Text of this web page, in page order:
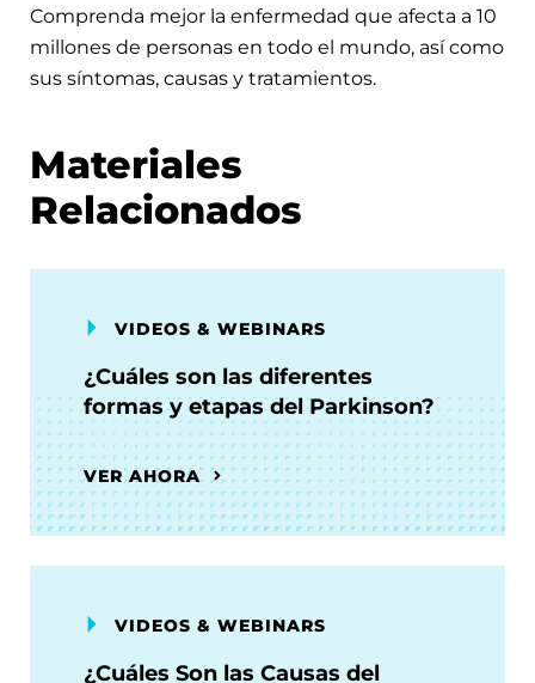
Comprenda mejor la enfermedad que afecta a 10
millones de personas en todo el mundo, así como
sus síntomas, causas y tratamientos.
Materiales
Relacionados
VIDEOS & WEBINARS
¿Cuáles son las diferentes
formas y etapas del Parkinson?
VER AHORA
VIDEOS & WEBINARS
¿Cuáles Son las Causas del